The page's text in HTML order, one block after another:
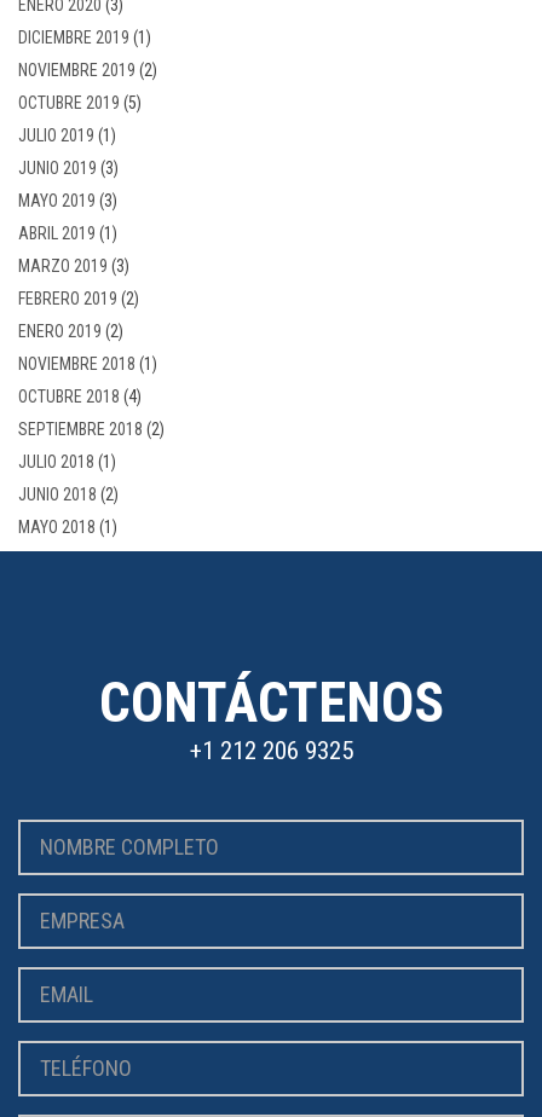
ENERO 2020 (3)
DICIEMBRE 2019 (1)
NOVIEMBRE 2019 (2)
OCTUBRE 2019 (5)
JULIO 2019 (1)
JUNIO 2019 (3)
MAYO 2019 (3)
ABRIL 2019 (1)
MARZO 2019 (3)
FEBRERO 2019 (2)
ENERO 2019 (2)
NOVIEMBRE 2018 (1)
OCTUBRE 2018 (4)
SEPTIEMBRE 2018 (2)
JULIO 2018 (1)
JUNIO 2018 (2)
MAYO 2018 (1)
CONTÁCTENOS
+1 212 206 9325